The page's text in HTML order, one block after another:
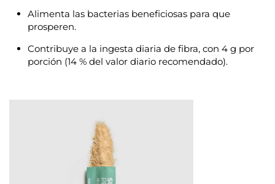
Alimenta las bacterias beneficiosas para que
prosperen.
Contribuye a la ingesta diaria de fibra, con 4 g por
porción (14 % del valor diario recomendado).